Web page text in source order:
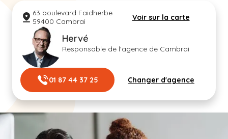
63 boulevard Faidherbe
59400 Cambrai
Voir sur la carte
Hervé
Responsable de l'agence de Cambrai
01 87 44 37 25 Changer d'agence